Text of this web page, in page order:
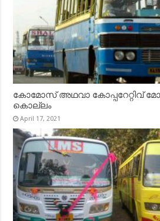
കോമോസ് അഥവാ കോപ്പറേറ്റിവ്
കൊല്ലം
April 17, 2021